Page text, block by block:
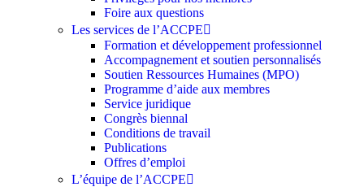
Foire aux questions
Les services de l’ACCPE
Formation et développement professionnel
Accompagnement et soutien personnalisés
Soutien Ressources Humaines (MPO)
Programme d’aide aux membres
Service juridique
Congrès biennal
Conditions de travail
Publications
Offres d’emploi
L’équipe de l’ACCPE